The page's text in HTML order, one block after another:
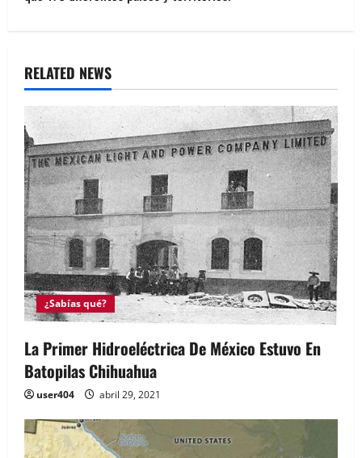
RELATED NEWS
¿Sabías qué?
La Primer Hidroeléctrica De México Estuvo En
Batopilas Chihuahua
user404 abril 29, 2021